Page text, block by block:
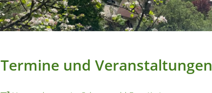
Termine und Veranstaltungen